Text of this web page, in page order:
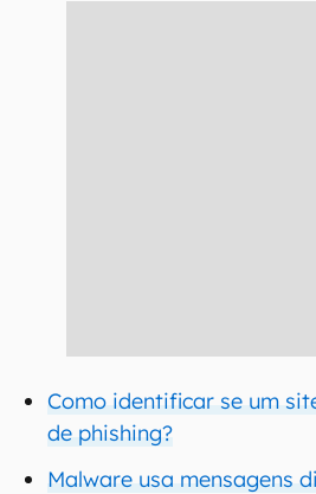
Como identificar se um
de phishing?
Malware usa mensagens